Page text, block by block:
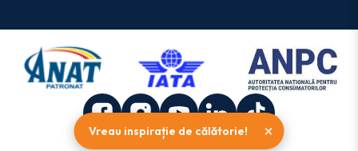
Vreau inspirație de călătorie! ×